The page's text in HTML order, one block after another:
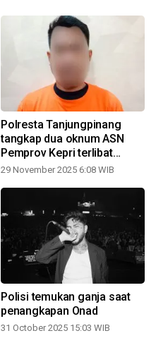
Polresta Tanjungpinang
tangkap dua oknum ASN
Pemprov Kepri terlibat
peredaran ganja
29 November 2025 6:08 WIB
Polisi temukan ganja saat
penangkapan Onad
31 October 2025 15:03 WIB